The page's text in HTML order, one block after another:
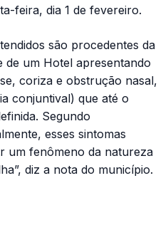
feira, dia 1 de fevereiro.
são procedentes da
de um Hotel apresentando
coriza e obstrução nasal,
conjuntival) que até o
Segundo
esses sintomas
um fenômeno da natureza
diz a nota do município.